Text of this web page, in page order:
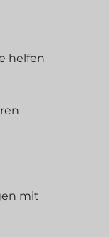
helfen
mit